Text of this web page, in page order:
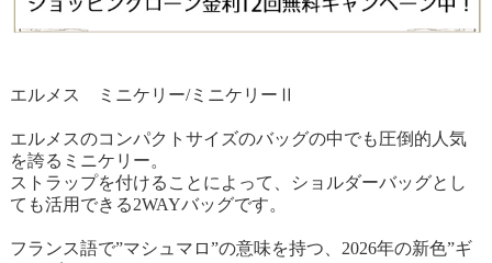
エルメス ミニケリー/ミニケリーⅡ
エルメスのコンパクトサイズのバッグの中でも圧倒的人気
を誇るミニケリー。
ストラップを付けることによって、ショルダーバッグとし
ても活用できる2WAYバッグです。
フランス語で”マシュマロ”の意味を持つ、2026年の新色”ギ